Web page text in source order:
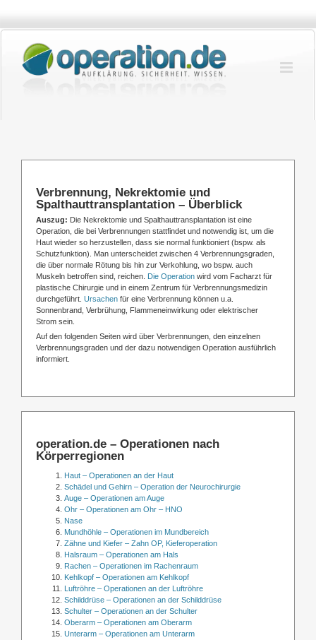
springen
Verbrennung, Nekrektomie und
Spalthauttransplantation – Überblick
Auszug: Die Nekrektomie und Spalthauttransplantation ist eine
Operation, die bei Verbrennungen stattfindet und notwendig ist, um die
Haut wieder so herzustellen, dass sie normal funktioniert (bspw. als
Schutzfunktion). Man unterscheidet zwischen 4 Verbrennungsgraden,
die über normale Rötung bis hin zur Verkohlung, wo bspw. auch
Muskeln betroffen sind, reichen. Die Operation wird vom Facharzt für
plastische Chirurgie und in einem Zentrum für Verbrennungsmedizin
durchgeführt. Ursachen für eine Verbrennung können u.a.
Sonnenbrand, Verbrühung, Flammeneinwirkung oder elektrischer
Strom sein.
Auf den folgenden Seiten wird über Verbrennungen, den einzelnen
Verbrennungsgraden und der dazu notwendigen Operation ausführlich
informiert.
operation.de – Operationen nach
Körperregionen
Haut – Operationen an der Haut
Schädel und Gehirn – Operation der Neurochirurgie
Auge – Operationen am Auge
Ohr – Operationen am Ohr – HNO
Nase
Mundhöhle – Operationen im Mundbereich
Zähne und Kiefer – Zahn OP, Kieferoperation
Halsraum – Operationen am Hals
Rachen – Operationen im Rachenraum
Kehlkopf – Operationen am Kehlkopf
Luftröhre – Operationen an der Luftröhre
Schilddrüse – Operationen an der Schilddrüse
Schulter – Operationen an der Schulter
Oberarm – Operationen am Oberarm
Unterarm – Operationen am Unterarm